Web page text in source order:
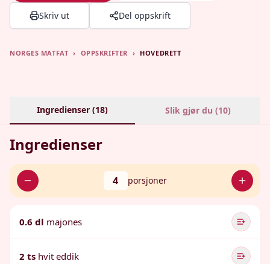
Skriv ut Del oppskrift
NORGES MATFAT › OPPSKRIFTER › HOVEDRETT
Ingredienser (18) Slik gjør du (10)
Ingredienser
4 porsjoner
0.6 dl majones
2 ts hvit eddik